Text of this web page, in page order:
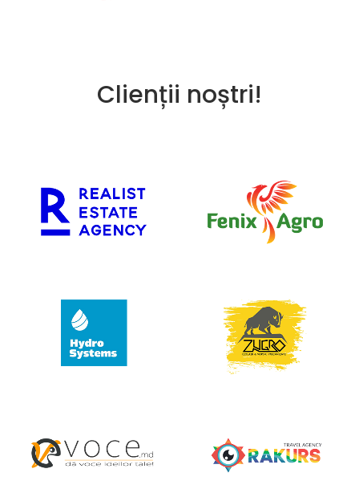
Clienții noștri!